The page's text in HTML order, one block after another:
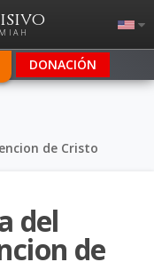
DONACIÓN
de Cristo
del
de